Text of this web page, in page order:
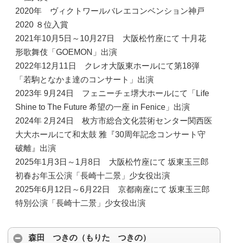
2020年 ヴィクトワールバレエコンベンション神戸
2020 ８位入賞
2021年10月5日～10月27日 大阪松竹座にて 十月花
形歌舞伎「GOEMON」出演
2022年12月11日 クレオ大阪東ホールにて第18弾
「若駒となかま達のコンサート」出演
2023年 9月24日 フェニーチェ堺大ホールにて「Life
Shine to The Future 希望の一座 in Fenice」出演
2024年 2月24日 枚方市総合文化芸術センター関西医
大大ホールにて和太鼓 雅『30周年記念コンサート守
破離』出演
2025年1月3日～1月8日 大阪松竹座にて 坂東玉三郎
初春お年玉公演「長崎十二景」少女役出演
2025年6月12日～6月22日 京都南座にて 坂東玉三郎
特別公演「長崎十二景」少女役出演
森田 つきの（もりた つきの）